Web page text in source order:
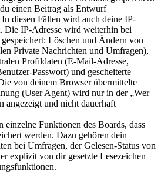
einen Beitrag als Entwurf
diesen Fällen wird auch deine IP-
Die IP-Adresse wird weiterhin bei
Löschen und Ändern von
Private Nachrichten und Umfragen),
Profildaten (E-Mail-Adresse,
Passwort) und gescheiterte
von deinem Browser übermittelte
(User Agent) wird nur in der „Wer
angezeigt und nicht dauerhaft
einzelne Funktionen des Boards, dass
werden. Dazu gehören dein
bei Umfragen, der Gelesen-Status von
explizit von dir gesetzte Lesezeichen